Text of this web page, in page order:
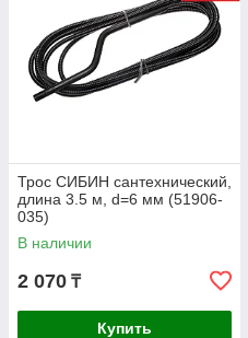
Трос СИБИН сантехнический,
длина 3.5 м, d=6 мм (51906-
035)
В наличии
2 070 ₸
Купить